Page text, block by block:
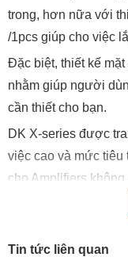
trong, hơn nữa với
/1pcs giúp cho việc
Đặc biệt, thiết kế mặt
nhằm giúp người
cần thiết cho bạn.
DK X-series được
việc cao và mức tiêu
cho Amplifiers
Với bộ lọc nguồn
Tin tức liên quan